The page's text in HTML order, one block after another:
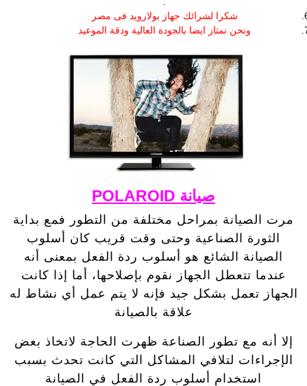
شكرا لشرائك جهاز بولارويد فى مصر
ونحن نمتاز ايضا بالجودة العالية ودقة الموعيد
صيانة POLAROID
مرت الصيانة بمراحل مختلفة من التطور فمع بداية
الثورة الصناعية وحتى وقت قريب كان أسلوب
الصيانة الشائع هو أسلوب ردة الفعل بمعنى أنه
عندما تتعطل الجهاز نقوم بإصلاحها، أما إذا كانت
الجهاز تعمل بشكل جيد فإنه لا يتم عمل أي نشاط له
علاقة بالصيانة
إلا أنه مع تطور الصناعة ظهرت الحاجة لاتخاذ بعض
الإجراءات لتلافي المشاكل التي كانت تحدث بسبب
استخدام أسلوب ردة الفعل في الصيانة